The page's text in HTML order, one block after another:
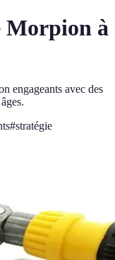
Morpion à
engageants avec des
#stratégie